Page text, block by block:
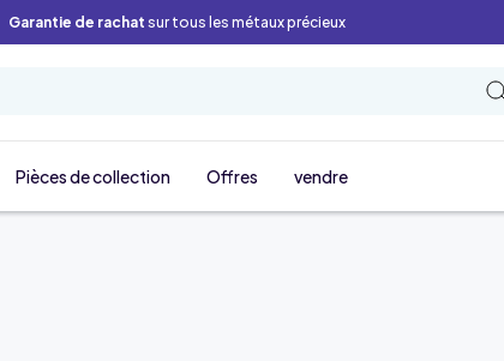
Garantie de rachat sur tous les métaux précieux
Pièces de collection Offres vendre